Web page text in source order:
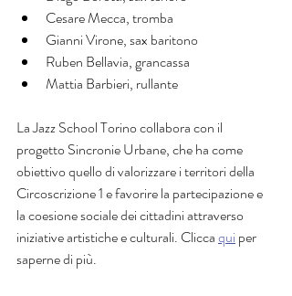
Cesare Mecca, tromba
Gianni Virone, sax baritono
Ruben Bellavia, grancassa
Mattia Barbieri, rullante
La Jazz School Torino collabora con il
progetto Sincronie Urbane, che ha come
obiettivo quello di valorizzare i territori della
Circoscrizione 1 e favorire la partecipazione e
la coesione sociale dei cittadini attraverso
iniziative artistiche e culturali. Clicca qui per
saperne di più.